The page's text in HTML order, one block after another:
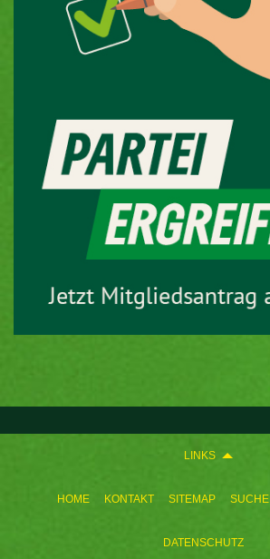
LINKS
HOME KONTAKT SITEMAP SUCHE
DATENSCHUTZ